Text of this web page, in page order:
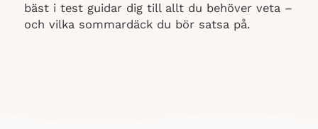
bäst i test guidar dig till allt du behöver veta –
och vilka sommardäck du bör satsa på.